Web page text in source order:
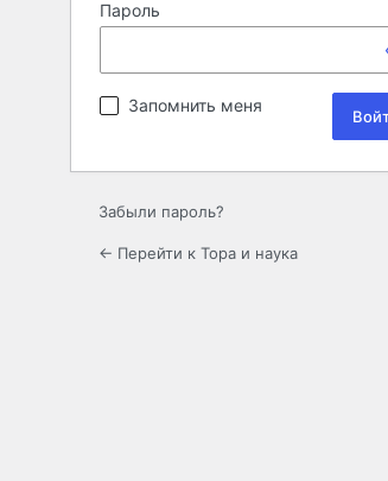
Пароль
Запомнить меня
Забыли пароль?
← Перейти к Тора и наука